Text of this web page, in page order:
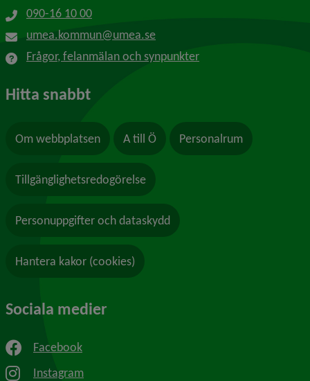
090-16 10 00
umea.kommun@umea.se
Frågor, felanmälan och synpunkter
Hitta snabbt
Om webbplatsen A till Ö Personalrum
Tillgänglighetsredogörelse
Personuppgifter och dataskydd
Hantera kakor (cookies)
Sociala medier
Facebook
Instagram